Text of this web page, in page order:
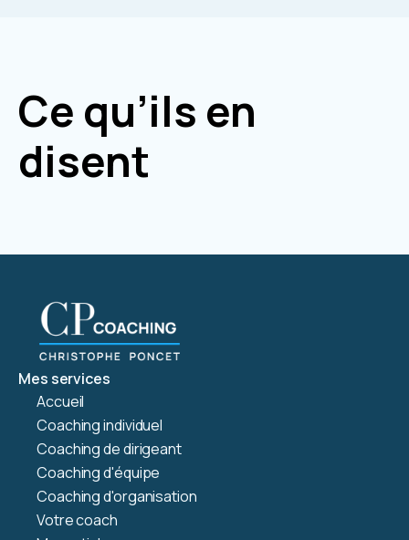
Ce qu’ils en
disent
Mes services
Accueil
Coaching individuel
Coaching de dirigeant
Coaching d'équipe
Coaching d'organisation
Votre coach